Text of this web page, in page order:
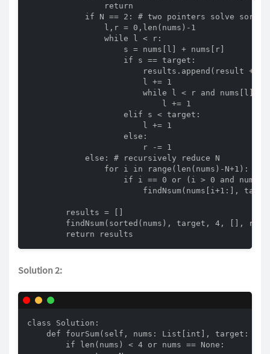
                return
if N == 2: # two pointers solve
                l,r = 0,len(nums)-1
                while l < r:
                    s = nums[l] + nums[r]
                    if s == target:
results.append(result +
                        l += 1
while l < r and nums[l]
                            l += 1
                    elif s < target:
                        l += 1
                    else:
                        r -= 1
            else: # recursively reduce N
                for i in range(len(nums)-N+1):
if i == 0 or (i > 0 and
findNsum(nums[i+1:],
        results = []
findNsum(sorted(nums), target, 4, [],
        return results
Solution 2:
class Solution:
def fourSum(self, nums: List[int], target:
        if len(nums) < 4 or nums == None: